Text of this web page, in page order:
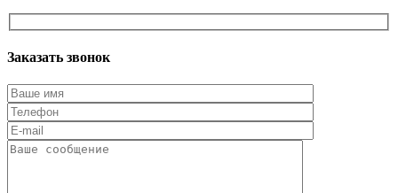
Заказать звонок